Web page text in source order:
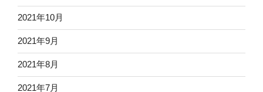
2021年10月
2021年9月
2021年8月
2021年7月